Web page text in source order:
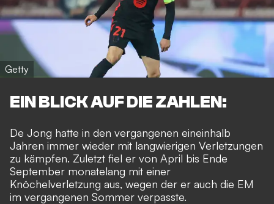
Getty
EIN BLICK AUF DIE ZAHLEN:
De Jong hatte in den vergangenen eineinhalb
Jahren immer wieder mit langwierigen Verletzungen
zu kämpfen. Zuletzt fiel er von April bis Ende
September monatelang mit einer
Knöchelverletzung aus, wegen der er auch die EM
im vergangenen Sommer verpasste.